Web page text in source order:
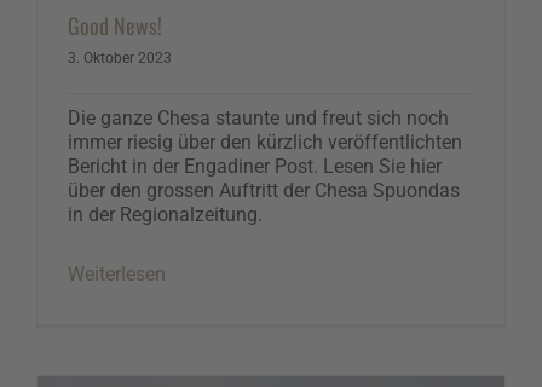
Good News!
3. Oktober 2023
Die ganze Chesa staunte und freut sich noch
immer riesig über den kürzlich veröffentlichten
Bericht in der Engadiner Post. Lesen Sie hier
über den grossen Auftritt der Chesa Spuondas
in der Regionalzeitung.
Weiterlesen